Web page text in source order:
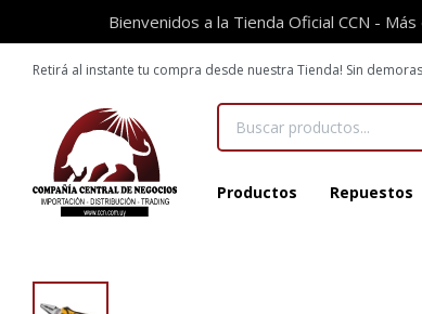
Bienvenidos a la Tienda Oficial CCN -
Productos Repuestos
Retirá al instante tu compra desde nuestra Tienda! Sin